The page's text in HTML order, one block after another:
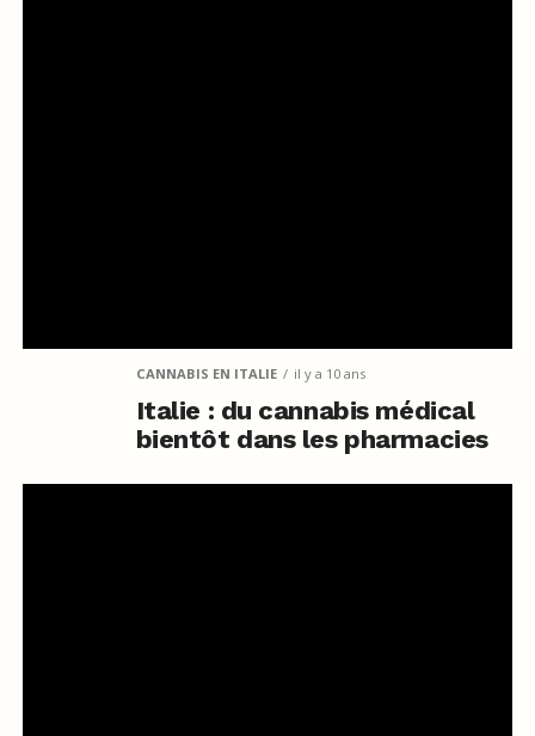
CANNABIS EN ITALIE il y a 10 ans
Italie : du cannabis médical
bientôt dans les pharmacies